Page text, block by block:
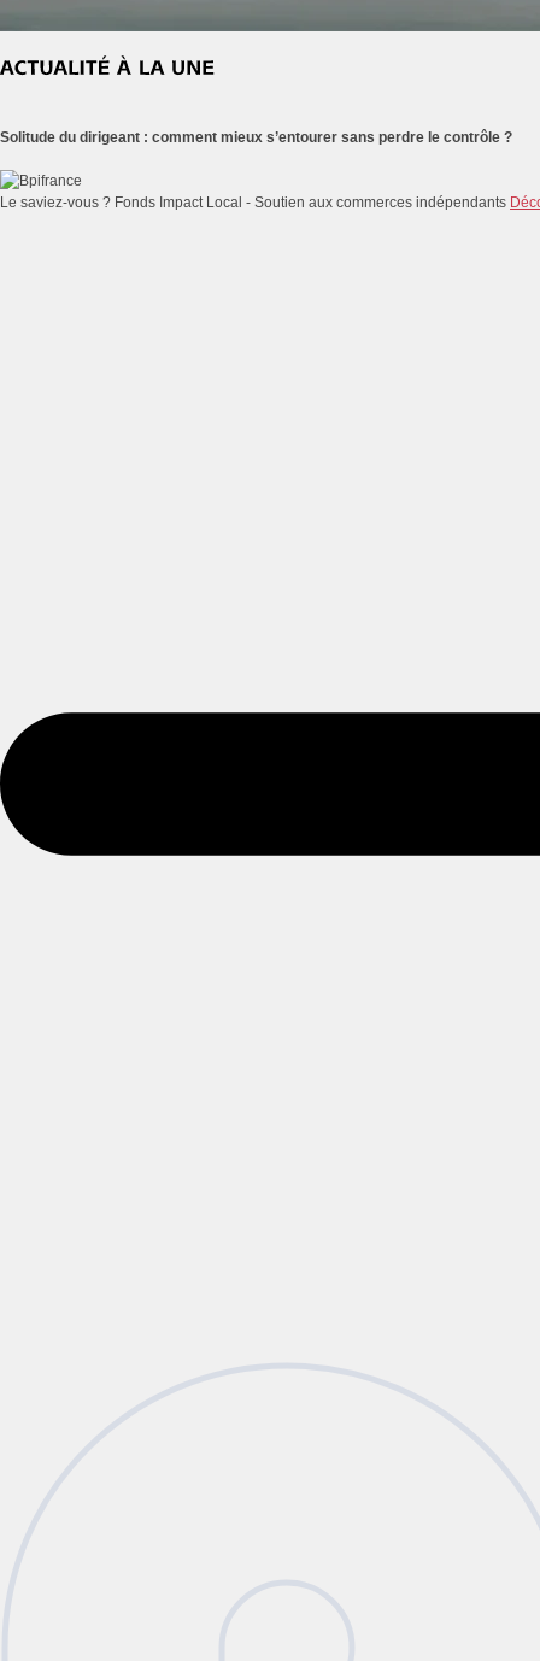
Solitude du dirigeant : comment mieux s’entourer sans perdre le contrôle ?
Le saviez-vous ? Fonds Impact Local - Soutien aux commerces indépendants